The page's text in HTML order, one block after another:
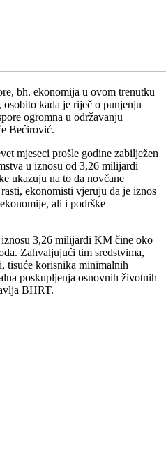
bh. ekonomija u ovom trenutku
kada je riječ o punjenju
ogromna u održavanju
Bećirović.
mjeseci prošle godine zabilježen
u iznosu od 3,26 milijardi
ukazuju na to da novčane
ekonomisti vjeruju da je iznos
ali i podrške
iznosu 3,26 milijardi KM čine oko
Zahvaljujući tim sredstvima,
tisuće korisnika minimalnih
poskupljenja osnovnih životnih
BHRT.